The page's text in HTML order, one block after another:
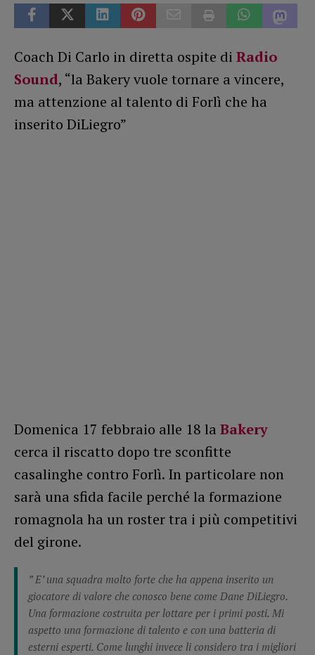
Coach Di Carlo in diretta ospite di Radio
Sound, “la Bakery vuole tornare a vincere,
ma attenzione al talento di Forlì che ha
inserito DiLiegro”
Domenica 17 febbraio alle 18 la Bakery
cerca il riscatto dopo tre sconfitte
casalinghe contro Forlì. In particolare non
sarà una sfida facile perché la formazione
romagnola ha un roster tra i più competitivi
del girone.
” E’ una squadra molto forte che ha appena inserito un
giocatore di valore che conosco bene come Dane DiLiegro.
Una formazione costruita per lottare per i primi posti. Mi
aspetto una formazione di talento e con una batteria di
esterni esperti. Come lunghi invece li considero tra i migliori